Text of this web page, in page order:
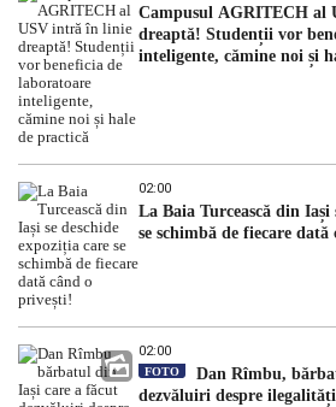
Campusul AGRITECH al
dreaptă! Studenții vor
inteligente, cămine noi și
02:00
La Baia Turcească din Iași
se schimbă de fiecare
02:00
FOTO
Dan Rîmbu,
dezvăluiri despre